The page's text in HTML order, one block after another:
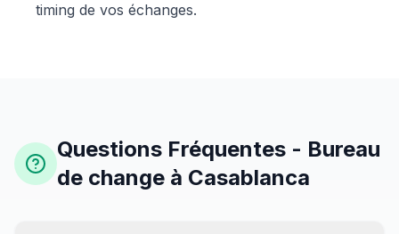
timing de vos échanges.
Questions Fréquentes - Bureau
de change à Casablanca